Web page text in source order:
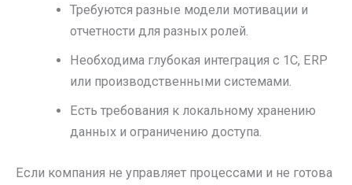
Требуются разные модели мотивации и
отчетности для разных ролей.
Необходима глубокая интеграция с 1С, ERP
или производственными системами.
Есть требования к локальному хранению
данных и ограничению доступа.
Если компания не управляет процессами и не готова